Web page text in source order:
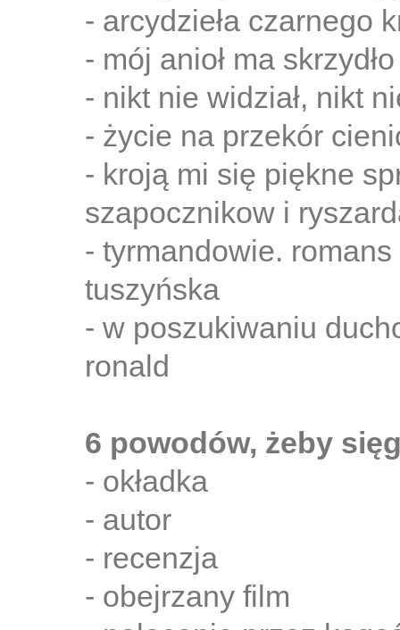
- arcydzieła czarnego
- mój anioł ma
- nikt nie widział, nikt
- życie na przekór
- kroją mi się piękne
szapocznikow i
- tyrmandowie.
tuszyńska
- w poszukiwaniu
ronald
6 powodów, żeby
- okładka
- autor
- recenzja
- obejrzany film